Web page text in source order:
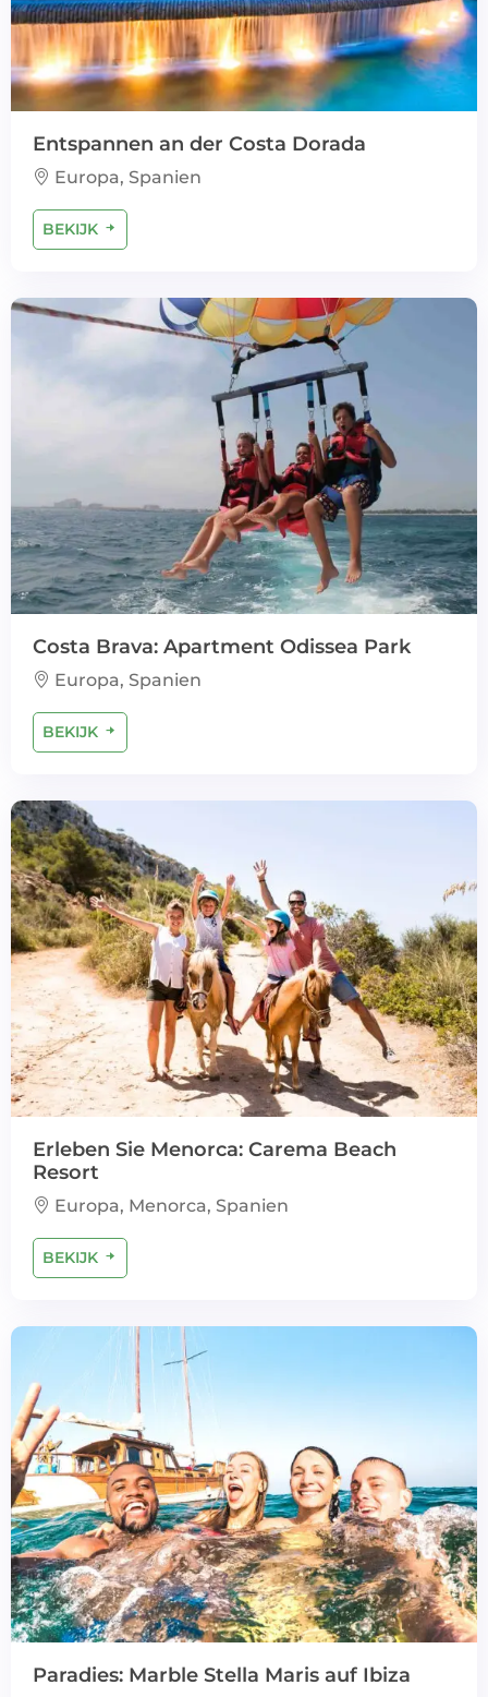
Entspannen an der Costa Dorada
Europa, Spanien
BEKIJK
Costa Brava: Apartment Odissea Park
Europa, Spanien
BEKIJK
Erleben Sie Menorca: Carema Beach
Resort
Europa, Menorca, Spanien
BEKIJK
Paradies: Marble Stella Maris auf Ibiza